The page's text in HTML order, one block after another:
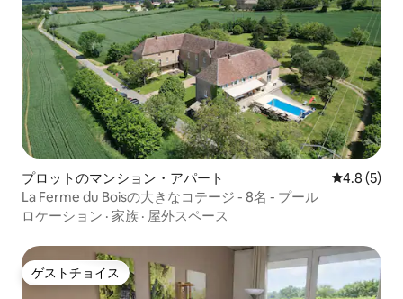
プロットのマンション・アパート レビュー5
4.8 (5)
La Ferme du Boisの大きなコテージ - 8名 - プール
ロケーション · 家族 · 屋外スペース
ゲストチョイス
ゲストチョイス